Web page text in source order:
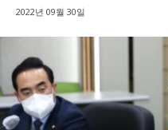
2022년 09월 30일